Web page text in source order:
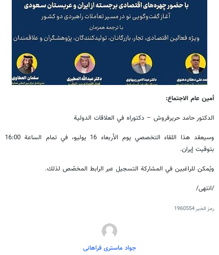
أمين عام الاجتماع:
الدكتور حامد حريرفروش – دكتوراه في العلاقات الدولية
وسيعقد هذا اللقاء التخصصي يوم الأربعاء 16 يوليو، في تمام الساعة 16:00
بتوقيت إيران.
ويُمكن للراغبين في المشاركة التسجيل عبر الرابط المخصّص لذلك.
/انتهى/
رمز الخبر1960554
جواد ماستری فراهانی